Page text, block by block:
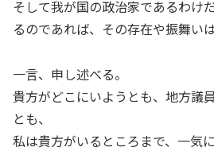
そして我が国の政治家であるわけ
るのであれば、その存在や振舞い
一言、申し述べる。
貴方がどこにいようとも、地方議
とも、
私は貴方がいるところまで、一気